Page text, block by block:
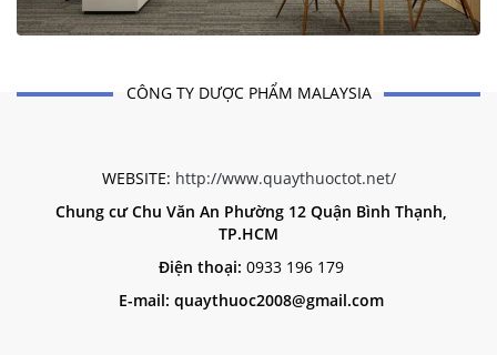
CÔNG TY DƯỢC PHẨM MALAYSIA
WEBSITE: http://www.quaythuoctot.net/
Chung cư Chu Văn An Phường 12 Quận Bình Thạnh,
TP.HCM
Điện thoại: 0933 196 179
E-mail: quaythuoc2008@gmail.com